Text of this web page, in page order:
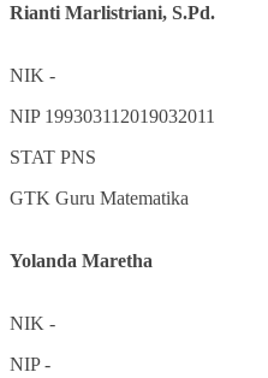
Rianti Marlistriani, S.Pd.
NIK -
NIP 199303112019032011
STAT PNS
GTK Guru Matematika
Yolanda Maretha
NIK -
NIP-